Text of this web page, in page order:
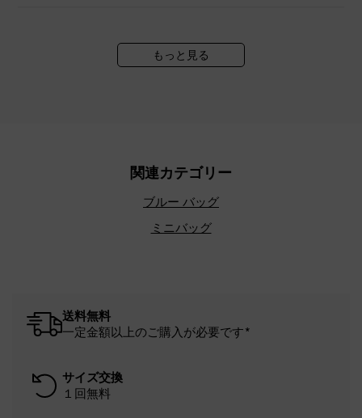
もっと見る
関連カテゴリー
ブルー バッグ
ミニバッグ
送料無料
一定金額以上のご購入が必要です*
サイズ交換
１回無料